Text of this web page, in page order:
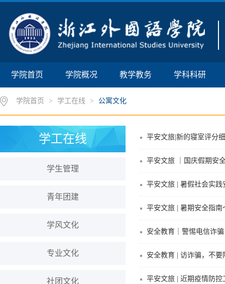
学院首页 学院概况 教学教务 学科科研
学院首页 > 学工在线 > 公寓文化
学工在线
学生管理
青年团建
学风文化
专业文化
社团文化
平安文旅|新的寝室评分
平安文旅 ｜国庆假期安
平安文旅 | 暑假社会实践
平安文旅 | 暑期安全指南
安全教育｜警惕电信诈骗
安全教育 | 访诈骗，不要
平安文旅 | 近期疫情防控